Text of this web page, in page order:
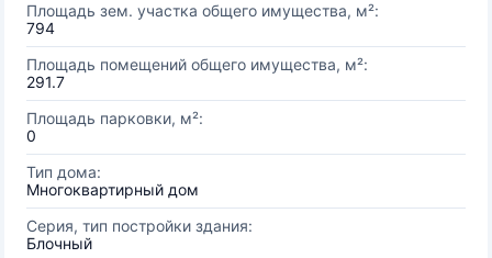
Площадь зем. участка общего имущества, м²:
794
Площадь помещений общего имущества, м²:
291.7
Площадь парковки, м²:
0
Тип дома:
Многоквартирный дом
Серия, тип постройки здания:
Блочный